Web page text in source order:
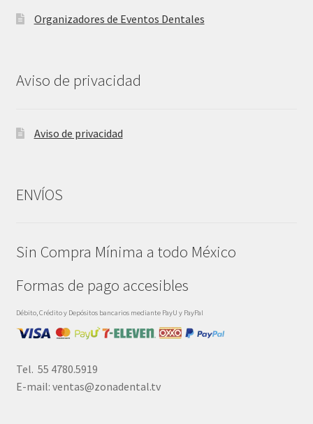
Organizadores de Eventos Dentales
Aviso de privacidad
Aviso de privacidad
ENVÍOS
Sin Compra Mínima a todo México
Formas de pago accesibles
Débito, Crédito y Depósitos bancarios mediante PayU y PayPal
Tel. 55 4780.5919
E-mail: ventas@zonadental.tv